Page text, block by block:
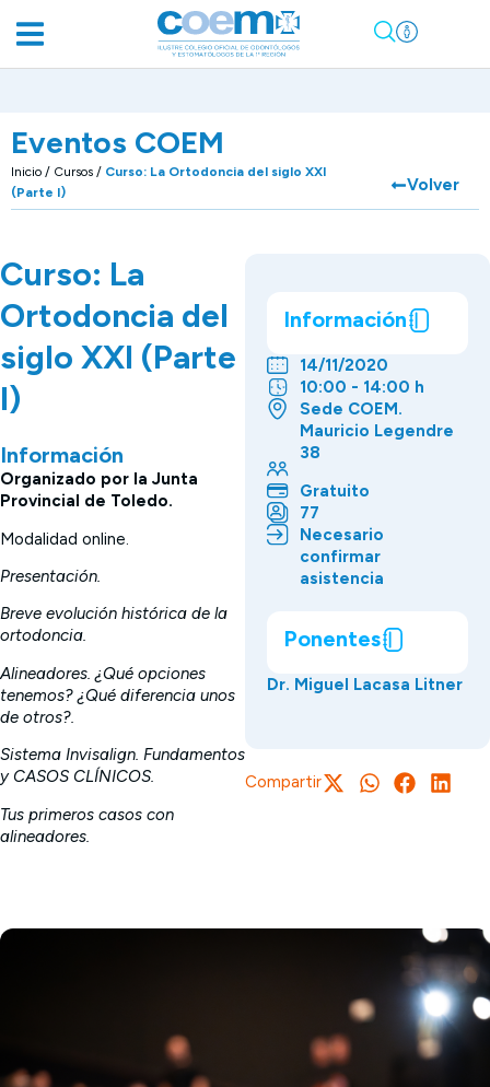
Eventos COEM
Inicio / Cursos / Curso: La Ortodoncia del siglo XXI
(Parte I)
Volver
Curso: La
Ortodoncia del
siglo XXI (Parte
I)
Información
Organizado por la Junta
Provincial de Toledo.
Modalidad online.
Presentación.
Breve evolución histórica de la
ortodoncia.
Alineadores. ¿Qué opciones
tenemos? ¿Qué diferencia unos
de otros?.
Sistema Invisalign. Fundamentos
y CASOS CLÍNICOS.
Tus primeros casos con
alineadores.
Información
14/11/2020
10:00 - 14:00 h
Sede COEM.
Mauricio Legendre
38
Gratuito
77
Necesario
confirmar
asistencia
Ponentes
Dr. Miguel Lacasa Litner
Compartir